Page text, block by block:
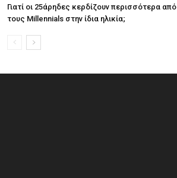
Γιατί οι 25άρηδες κερδίζουν περισσότερα από
τους Millennials στην ίδια ηλικία;